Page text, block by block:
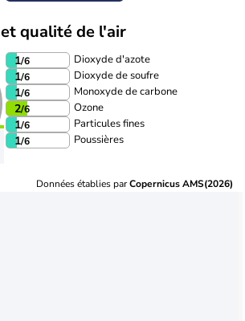
qualité de l'air
1/6 Dioxyde d'azote
1/6 Dioxyde de soufre
1/6 Monoxyde de carbone
2/6 Ozone
1/6 Particules fines
1/6 Poussières
Données établies parCopernicus AMS(2026)